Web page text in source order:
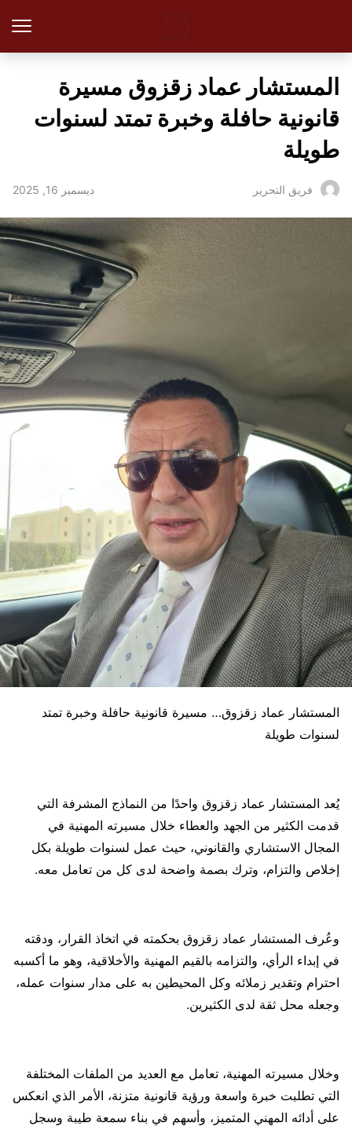
المستشار عماد زقزوق مسيرة
قانونية حافلة وخبرة تمتد لسنوات
طويلة
فريق التحرير ديسمبر 16, 2025
المستشار عماد زقزوق… مسيرة قانونية حافلة وخبرة تمتد
لسنوات طويلة
يُعد المستشار عماد زقزوق واحدًا من النماذج المشرفة التي
قدمت الكثير من الجهد والعطاء خلال مسيرته المهنية في
المجال الاستشاري والقانوني، حيث عمل لسنوات طويلة بكل
إخلاص والتزام، وترك بصمة واضحة لدى كل من تعامل معه.
وعُرف المستشار عماد زقزوق بحكمته في اتخاذ القرار، ودقته
في إبداء الرأي، والتزامه بالقيم المهنية والأخلاقية، وهو ما أكسبه
احترام وتقدير زملائه وكل المحيطين به على مدار سنوات عمله،
وجعله محل ثقة لدى الكثيرين.
وخلال مسيرته المهنية، تعامل مع العديد من الملفات المختلفة
التي تطلبت خبرة واسعة ورؤية قانونية متزنة، الأمر الذي انعكس
على أدائه المهني المتميز، وأسهم في بناء سمعة طيبة وسجل